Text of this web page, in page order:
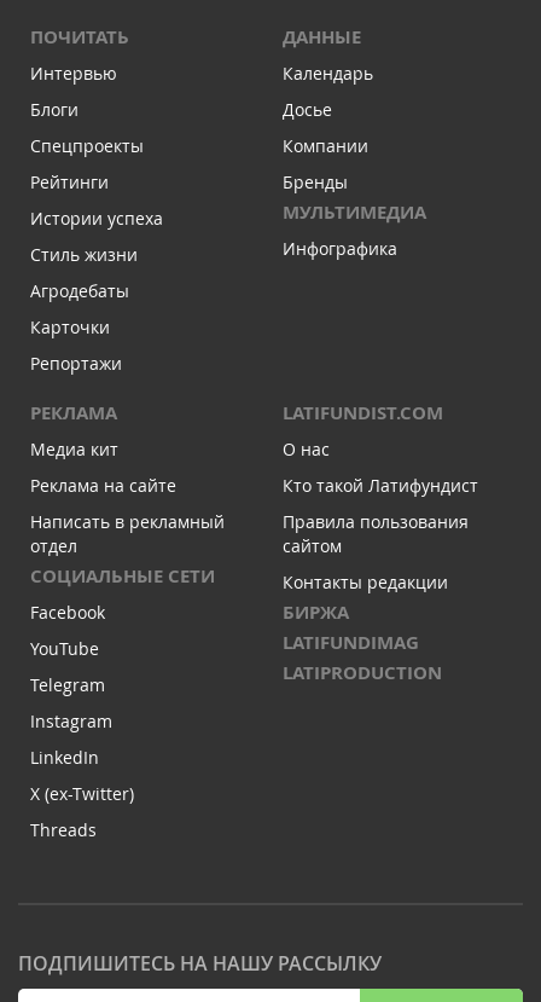
ПОЧИТАТЬ
Интервью
Блоги
Спецпроекты
Рейтинги
Истории успеха
Стиль жизни
Агродебаты
Карточки
Репортажи
ДАННЫЕ
Календарь
Досье
Компании
Бренды
МУЛЬТИМЕДИА
Инфографика
РЕКЛАМА
Медиа кит
Реклама на сайте
Написать в рекламный
отдел
СОЦИАЛЬНЫЕ СЕТИ
Facebook
YouTube
Telegram
Instagram
LinkedIn
X (ex-Twitter)
Threads
LATIFUNDIST.COM
О нас
Кто такой Латифундист
Правила пользования
сайтом
Контакты редакции
БИРЖА
LATIFUNDIMAG
LATIPRODUCTION
ПОДПИШИТЕСЬ НА НАШУ РАССЫЛКУ